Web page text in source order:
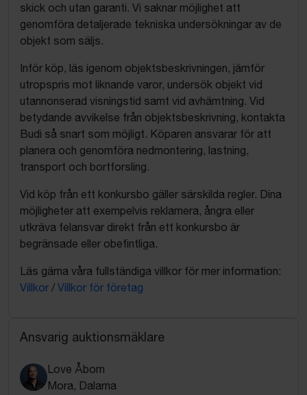
skick och utan garanti. Vi saknar möjlighet att
genomföra detaljerade tekniska undersökningar av de
objekt som säljs.
Inför köp, läs igenom objektsbeskrivningen, jämför
utropspris mot liknande varor, undersök objekt vid
utannonserad visningstid samt vid avhämtning. Vid
betydande avvikelse från objektsbeskrivning, kontakta
Budi så snart som möjligt. Köparen ansvarar för att
planera och genomföra nedmontering, lastning,
transport och bortforsling.
Vid köp från ett konkursbo gäller särskilda regler. Dina
möjligheter att exempelvis reklamera, ångra eller
utkräva felansvar direkt från ett konkursbo är
begränsade eller obefintliga.
Läs gärna våra fullständiga villkor för mer information:
Villkor / Villkor för företag
Ansvarig auktionsmäklare
Love Åbom
Mora, Dalarna